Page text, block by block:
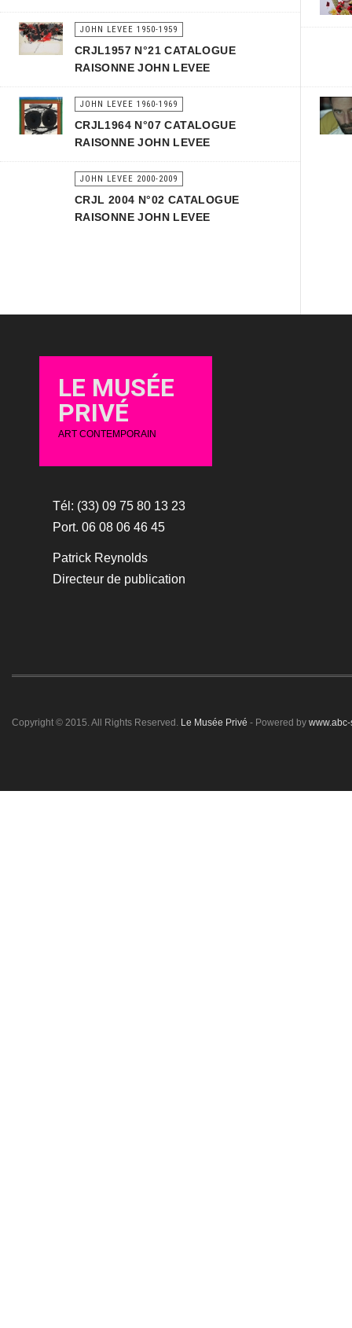
JOHN LEVEE 1950-1959
CRJL1957 N°21 CATALOGUE
RAISONNE JOHN LEVEE
JOHN LEVEE 1960-1969
CRJL1964 N°07 CATALOGUE
RAISONNE JOHN LEVEE
JOHN LEVEE 2000-2009
CRJL 2004 N°02 CATALOGUE
RAISONNE JOHN LEVEE
LE MUSÉE
PRIVÉ
ART CONTEMPORAIN
Tél: (33) 09 75 80 13 23
Port. 06 08 06 46 45
Patrick Reynolds
Directeur de publication
Copyright © 2015. All Rights Reserved. Le Musée Privé - Powered by